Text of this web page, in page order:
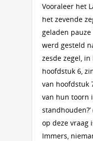
Vooraleer het
het zevende
geladen
werd gesteld
zesde zegel,
hoofdstuk 6,
van hoofdstuk
van hun toorn
op deze vraag
Immers,